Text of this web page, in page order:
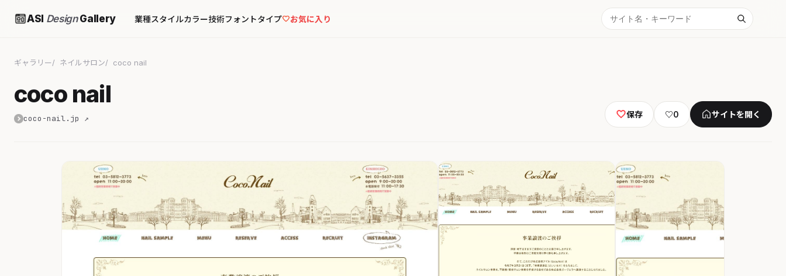
ASI DesignGallery 業種スタイルカラー技術フォントタイプ お気に入り
ギャラリー ネイルサロン coco nail
coco nail
coco-nail.jp ↗ 保存 ♡0 サイトを開く